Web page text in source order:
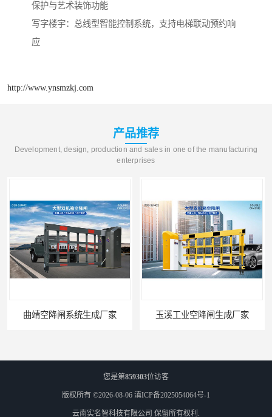
保护与艺术装饰功能
‌写字楼宇‌：总线型智能控制系统，支持电梯联动预约响
应
http://www.ynsmzkj.com
产品推荐
Development, design, production and sales in one of the manufacturing
enterprises
曲靖空降闸系统生成厂家 玉溪工业空降闸生成厂家
您是第859303位访客
版权所有 ©2026-08-06 滇ICP备2025054064号-1
云南实名智科技有限公司 保留所有权利.